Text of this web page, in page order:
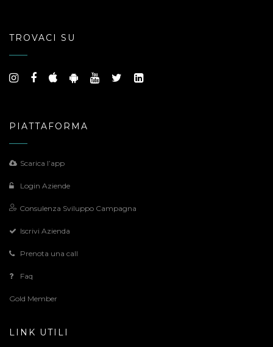
TROVACI SU
PIATTAFORMA
Scarica l’app
Login Aziende
Consulenza Sviluppo Campagna
Iscrivi Azienda
Prenota una call
Faq
Gold Member
LINK UTILI